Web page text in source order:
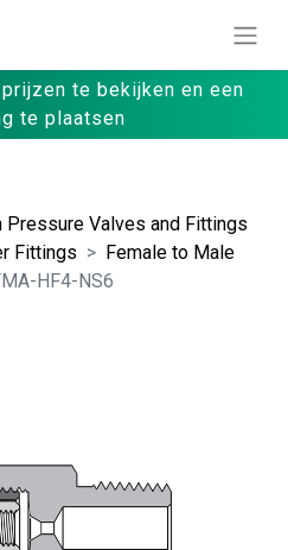
te bekijken en een
te plaatsen
Pressure Valves and Fittings
Fittings
Female to Male
HF4-NS6